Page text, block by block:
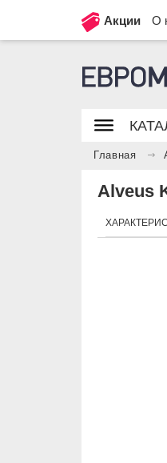
Акции О
Главная
Alveus